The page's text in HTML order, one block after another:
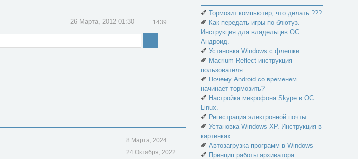
26 Марта, 2012 01:30 1439
8 Марта, 2024
24 Октября, 2022
✐ Тормозит компьютер, что делать ???
✐ Как передать игры по блютуз.
Инструкция для владельцев ОС
Андроид.
✐ Установка Windows с флешки
✐ Macrium Reflect инструкция
пользователя
✐ Почему Android со временем
начинает тормозить?
✐ Настройка микрофона Skype в ОС
Linux.
✐ Регистрация электронной почты
✐ Установка Windows XP. Инструкция в
картинках
✐ Автозагрузка программ в Windows
✐ Принцип работы архиватора